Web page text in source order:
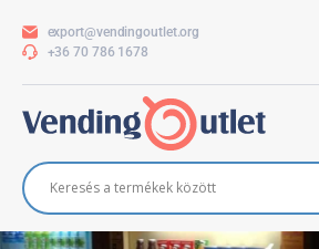
export@vendingoutlet.org
+36 70 786 1678